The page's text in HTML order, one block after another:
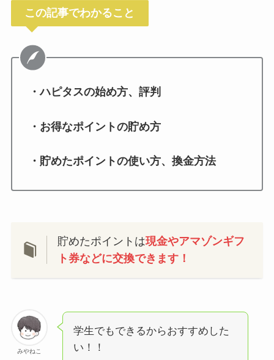
この記事でわかること
・ハピタスの始め方、評判
・お得なポイントの貯め方
・貯めたポイントの使い方、換金方法
貯めたポイントは現金やアマゾンギフ
ト券などに交換できます！
みやねこ
学生でもできるからおすすめした
い！！